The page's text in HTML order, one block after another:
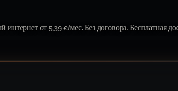
от 5,39 €/мес. Без договора. Бесплатная